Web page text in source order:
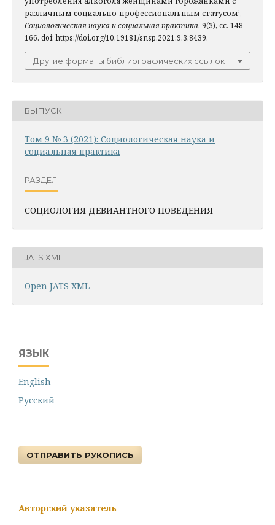
различным социально-профессиональным статусом’,
Социологическая наука и социальная практика, 9(3), сс. 148-
166. doi: https://doi.org/10.19181/snsp.2021.9.3.8439.
Другие форматы библиографических ссылок
ВЫПУСК
Том 9 № 3 (2021): Социологическая наука и
социальная практика
РАЗДЕЛ
СОЦИОЛОГИЯ ДЕВИАНТНОГО ПОВЕДЕНИЯ
JATS XML
Open JATS XML
ЯЗЫК
English
Русский
ОТПРАВИТЬ РУКОПИСЬ
Авторский указатель